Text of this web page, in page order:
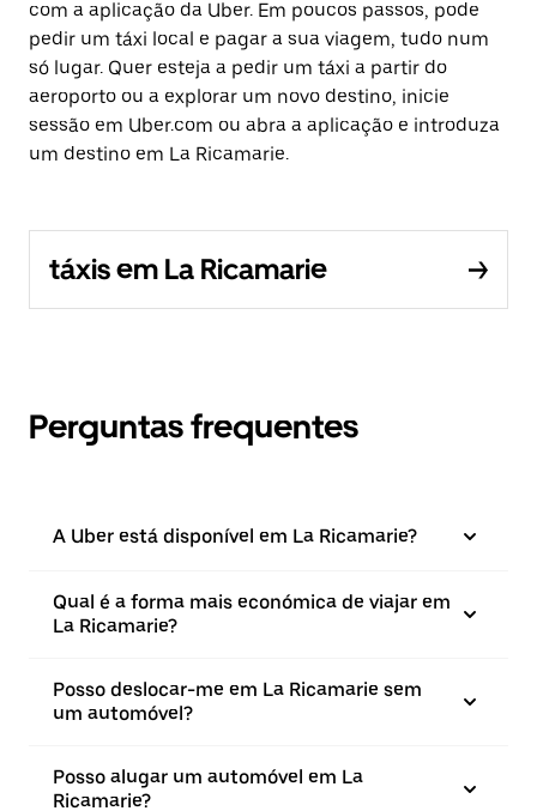
com a aplicação da Uber. Em poucos passos, pode
pedir um táxi local e pagar a sua viagem, tudo num
só lugar. Quer esteja a pedir um táxi a partir do
aeroporto ou a explorar um novo destino, inicie
sessão em Uber.com ou abra a aplicação e introduza
um destino em La Ricamarie.
táxis em La Ricamarie
Perguntas frequentes
A Uber está disponível em La Ricamarie?
Qual é a forma mais económica de viajar em
La Ricamarie?
Posso deslocar-me em La Ricamarie sem
um automóvel?
Posso alugar um automóvel em La
Ricamarie?